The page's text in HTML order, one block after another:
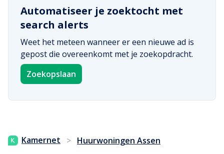
Automatiseer je zoektocht met
search alerts
Weet het meteen wanneer er een nieuwe ad is
gepost die overeenkomt met je zoekopdracht.
Zoekopslaan
Kamernet > Huurwoningen Assen